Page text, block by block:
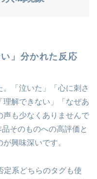
」分かれた反応
「泣いた」「心に刺さ
理解できない」「なぜあ
も少なくありませんで
そのものへの高評価と
興味深いです。
定系どちらのタグも使